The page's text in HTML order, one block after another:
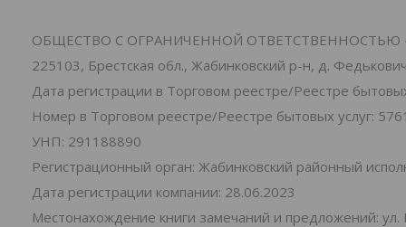
ОБЩЕСТВО С ОГРАНИЧЕННОЙ ОТВЕТСТВЕННОСТЬЮ
225103, Брестская обл., Жабинковский р-н, д.
Дата регистрации в Торговом реестре/Реестре
Номер в Торговом реестре/Реестре бытовых услуг:
УНП: 291188890
Регистрационный орган: Жабинковский районный
Дата регистрации компании: 28.06.2023
Местонахождение книги замечаний и предложений: ул.